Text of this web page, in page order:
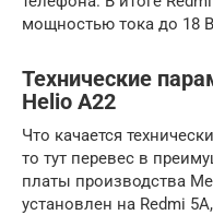
мощностью тока до 18
Технические
Helio A22
Что качается
то тут перевес в
платы производства
установлен на Redmi